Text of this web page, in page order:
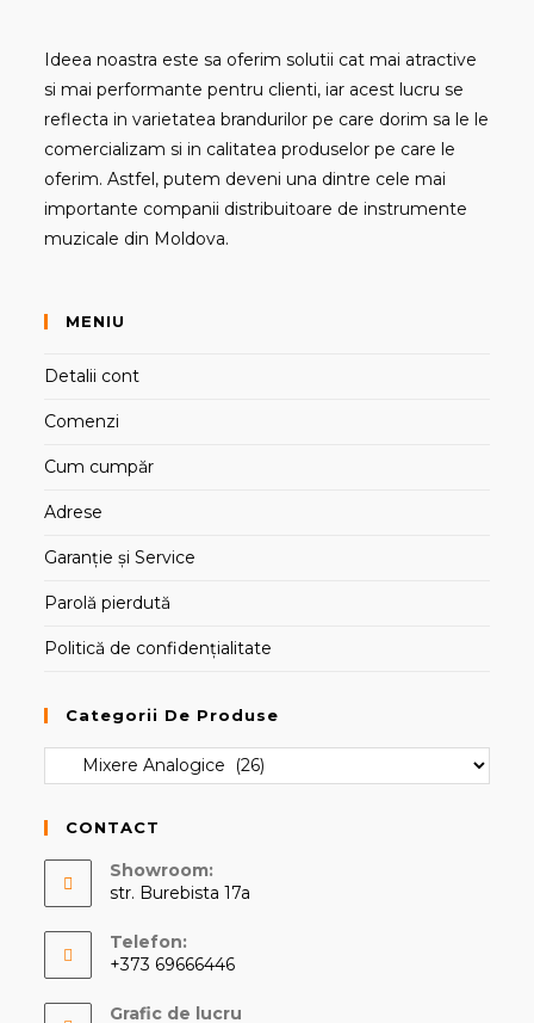
Ideea noastra este sa oferim solutii cat mai atractive
si mai performante pentru clienti, iar acest lucru se
reflecta in varietatea brandurilor pe care dorim sa le le
comercializam si in calitatea produselor pe care le
oferim. Astfel, putem deveni una dintre cele mai
importante companii distribuitoare de instrumente
muzicale din Moldova.
MENIU
Detalii cont
Comenzi
Cum cumpăr
Adrese
Garanție și Service
Parolă pierdută
Politică de confidențialitate
Categorii De Produse
CONTACT
Showroom:
str. Burebista 17a
Telefon:
+373 69666446
in
Grafic de lucru